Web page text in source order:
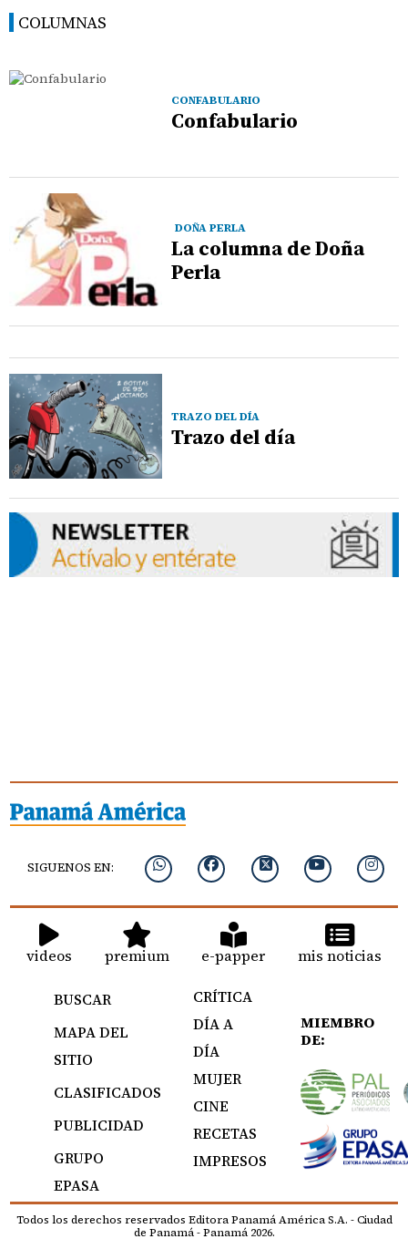
COLUMNAS
CONFABULARIO
Confabulario
DOÑA PERLA
La columna de Doña
Perla
TRAZO DEL DÍA
Trazo del día
SIGUENOS EN:
videos premium e-papper mis noticias
BUSCAR
MAPA DEL
SITIO
CLASIFICADOS
PUBLICIDAD
GRUPO
EPASA
CRÍTICA
DÍA A
DÍA
MUJER
CINE
RECETAS
IMPRESOS
MIEMBRO
DE:
Todos los derechos reservados Editora Panamá América S.A. - Ciudad
de Panamá - Panamá 2026.